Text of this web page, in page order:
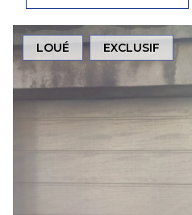
LOUÉ EXCLUSIF